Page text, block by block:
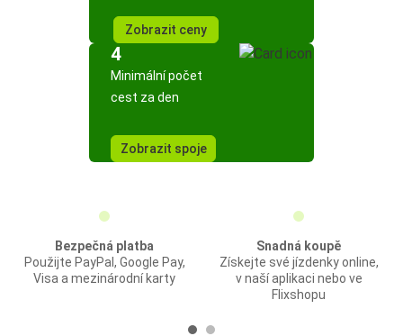
Zobrazit ceny
4
Minimální počet
cest za den
Zobrazit spoje
Bezpečná platba
Použijte PayPal, Google Pay,
Visa a mezinárodní karty
Snadná koupě
Získejte své jízdenky online,
v naší aplikaci nebo ve
Flixshopu